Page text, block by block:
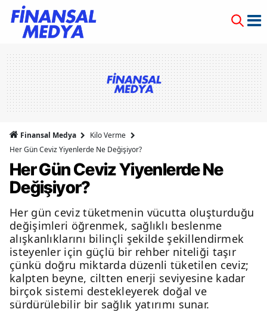
Finansal Medya
Kilo Verme
Her Gün Ceviz Yiyenlerde Ne Değişiyor?
Her Gün Ceviz Yiyenlerde Ne
Değişiyor?
Her gün ceviz tüketmenin vücutta oluşturduğu
değişimleri öğrenmek, sağlıklı beslenme
alışkanlıklarını bilinçli şekilde şekillendirmek
isteyenler için güçlü bir rehber niteliği taşır
çünkü doğru miktarda düzenli tüketilen ceviz;
kalpten beyne, ciltten enerji seviyesine kadar
birçok sistemi destekleyerek doğal ve
sürdürülebilir bir sağlık yatırımı sunar.